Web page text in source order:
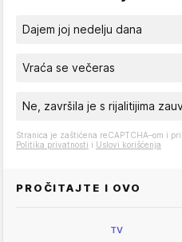
Dajem joj nedelju dana
Vraća se večeras
Ne, završila je s rijalitijima
Stranica je zaštićena reCAPTCHA–om i
Politika privatnosti i Uslovi korišćenja
PROČITAJTE I OVO
TV